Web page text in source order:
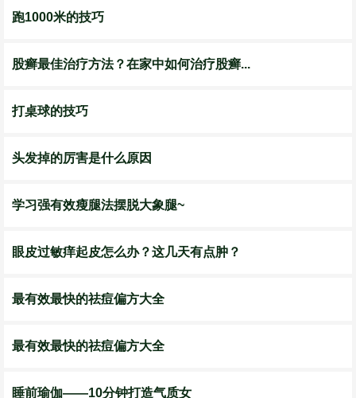
跑1000米的技巧
股癣最佳治疗方法？在家中如何治疗股癣...
打桌球的技巧
头发掉的厉害是什么原因
学习强有效瘦腿法摆脱大象腿~
眼皮过敏痒起皮怎么办？这几天有点肿？
最有效最快的祛痘偏方大全
最有效最快的祛痘偏方大全
睡前瑜伽——10分钟打造气质女